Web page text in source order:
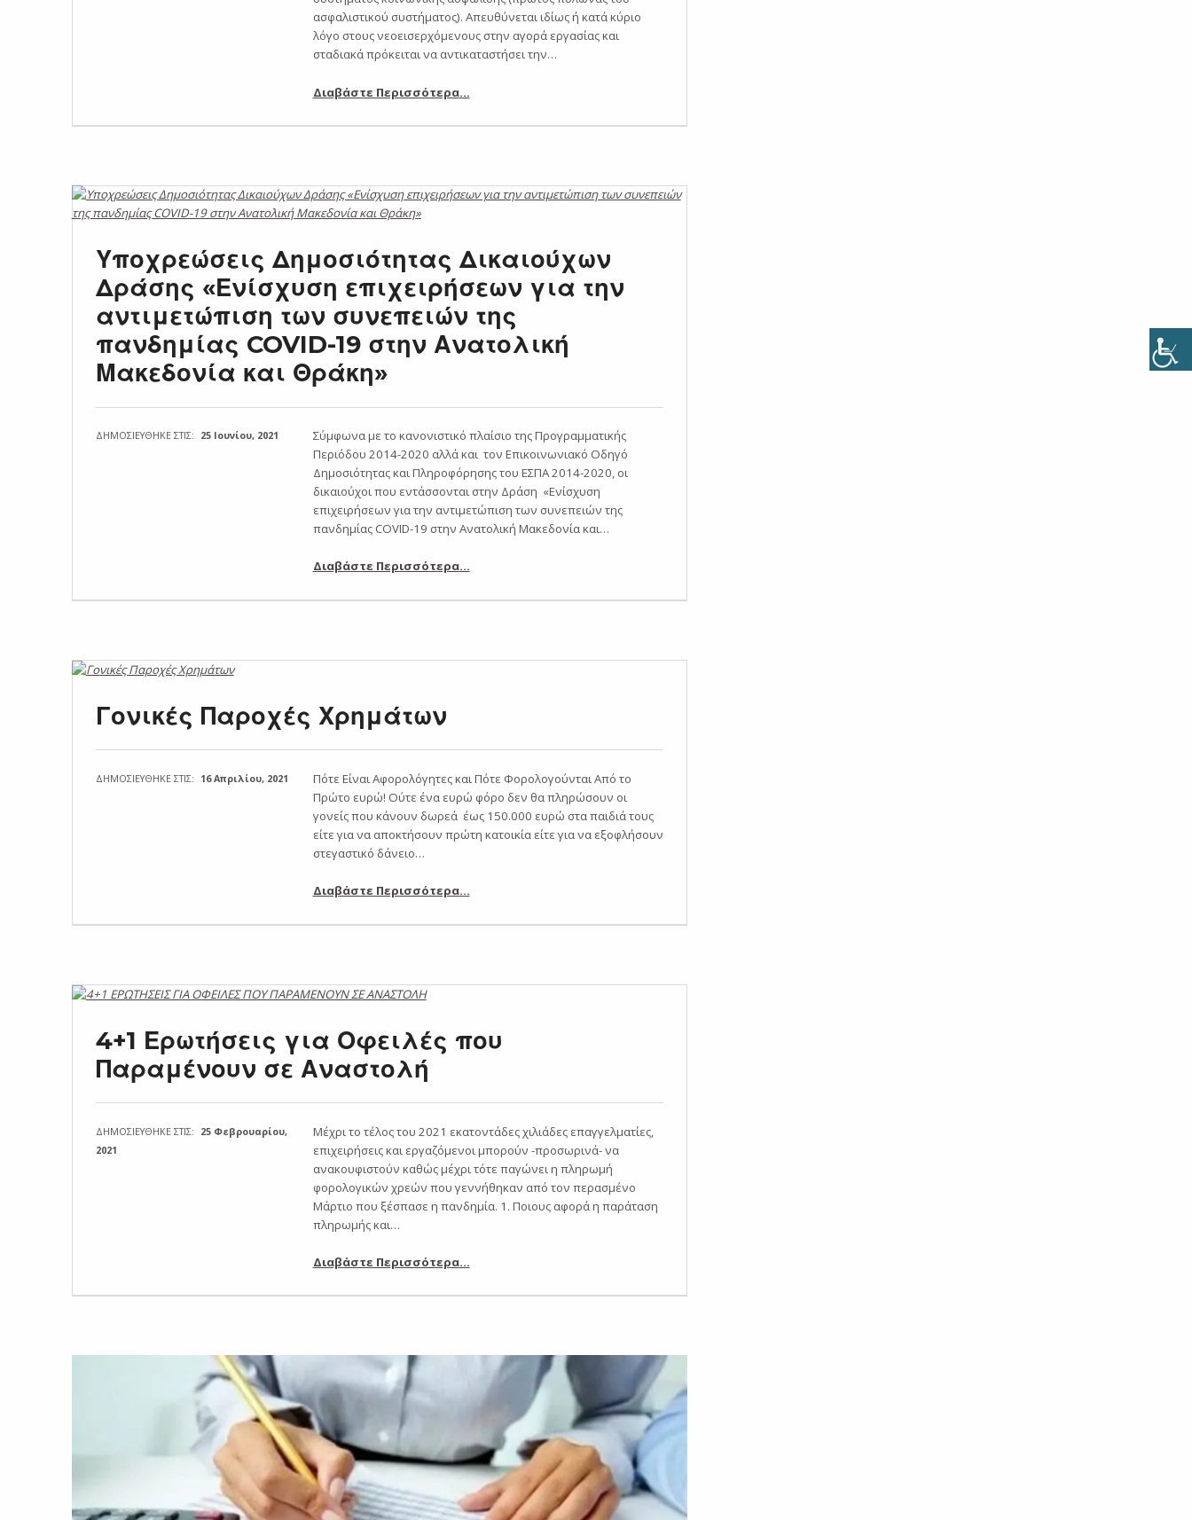
ασφαλιστικού συστήματος). Απευθύνεται ιδίως ή κατά κύριο
λόγο στους νεοεισερχόμενους στην αγορά εργασίας και
σταδιακά πρόκειται να αντικαταστήσει την…
Διαβάστε Περισσότερα…
Υποχρεώσεις Δημοσιότητας Δικαιούχων
Δράσης «Ενίσχυση επιχειρήσεων για την
αντιμετώπιση των συνεπειών της
πανδημίας COVID-19 στην Ανατολική
Μακεδονία και Θράκη»
ΔΗΜΟΣΙΕΥΘΗΚΕ ΣΤΙΣ: 25 Ιουνίου, 2021
Σύμφωνα με το κανονιστικό πλαίσιο της Προγραμματικής
Περιόδου 2014-2020 αλλά και τον Επικοινωνιακό Οδηγό
Δημοσιότητας και Πληροφόρησης του ΕΣΠΑ 2014-2020, οι
δικαιούχοι που εντάσσονται στην Δράση «Ενίσχυση
επιχειρήσεων για την αντιμετώπιση των συνεπειών της
πανδημίας COVID-19 στην Ανατολική Μακεδονία και…
Διαβάστε Περισσότερα“Υποχρεώσεις Δημοσιότητας Δικαιούχων Δράσης «Ενίσχυση επιχειρήσεων για την αντιμετώπιση των συνεπειών της πανδημίας COVID-19 στην Ανατολική Μακεδονία και Θράκη»”
…
Γονικές Παροχές Χρημάτων
ΔΗΜΟΣΙΕΥΘΗΚΕ ΣΤΙΣ: 16 Απριλίου, 2021
Πότε Είναι Αφορολόγητες και Πότε Φορολογούνται Από το
Πρώτο ευρώ! Ούτε ένα ευρώ φόρο δεν θα πληρώσουν οι
γονείς που κάνουν δωρεά έως 150.000 ευρώ στα παιδιά τους
είτε για να αποκτήσουν πρώτη κατοικία είτε για να εξοφλήσουν
στεγαστικό δάνειο…
Διαβάστε Περισσότερα…
4+1 Ερωτήσεις για Οφειλές που
Παραμένουν σε Αναστολή
ΔΗΜΟΣΙΕΥΘΗΚΕ ΣΤΙΣ:
25 Φεβρουαρίου,
2021
Μέχρι το τέλος του 2021 εκατοντάδες χιλιάδες επαγγελματίες,
επιχειρήσεις και εργαζόμενοι μπορούν -προσωρινά- να
ανακουφιστούν καθώς μέχρι τότε παγώνει η πληρωμή
φορολογικών χρεών που γεννήθηκαν από τον περασμένο
Μάρτιο που ξέσπασε η πανδημία. 1. Ποιους αφορά η παράταση
πληρωμής και…
Διαβάστε Περισσότερα“4+1 Ερωτήσεις για Οφειλές που Παραμένουν σε Αναστολή”
…